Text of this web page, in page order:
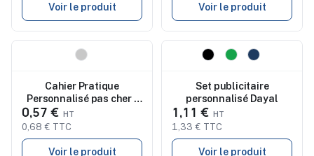
Voir le produit Voir le produit
Cahier Pratique
Personnalisé pas cher -
Fanny
0,57 €
0,68 € TTC
Voir le produit
Nouveau
Set publicitaire
personnalisé Dayal
1,11 €
1,33 € TTC
Voir le produit